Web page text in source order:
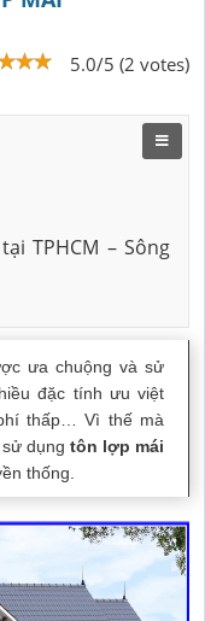
5.0/5 (2 votes)
TPHCM – Sông
ưa chuộng và sử
đặc tính ưu việt
thấp… Vì thế mà
dụng tôn lợp mái
thống.